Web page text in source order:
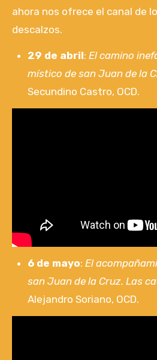
ahora nos ofrece el canal de
descalzos.
29 de abril: El camino
místico de san Juan de la
Secundino Castro, OCD.
6 de mayo: El
san Juan de la Cruz. Las
Alejandro Soriano, OCD.